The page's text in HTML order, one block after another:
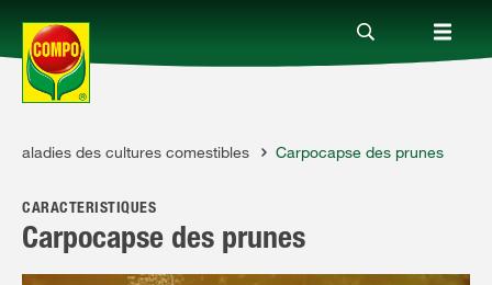
Produits
Conseil
maladies des cultures comestibles Carpocapse des prunes
CARACTÉRISTIQUES
Carpocapse des prunes